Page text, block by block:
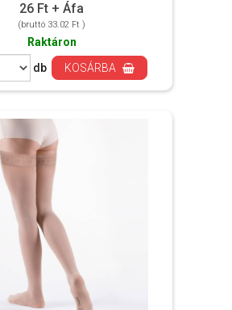
26 Ft + Áfa
(bruttó 33.02 Ft )
Raktáron
db
KOSÁRBA